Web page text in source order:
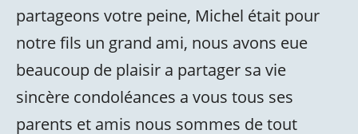
partageons votre peine, Michel était pour
notre fils un grand ami, nous avons eue
beaucoup de plaisir a partager sa vie
sincère condoléances a vous tous ses
parents et amis nous sommes de tout